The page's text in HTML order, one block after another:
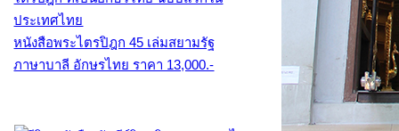
หนังสือพระไตรปิฎก 45 เล่มสยามรัฐ
ภาษาบาลี อักษรไทย ราคา 13,000.-